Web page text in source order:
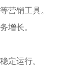
营销工具。
增长。
稳定运行。